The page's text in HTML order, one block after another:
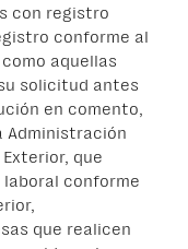
con registro
conforme al
aquellas
solicitud antes
en comento,
Administración
que
laboral conforme
que realicen